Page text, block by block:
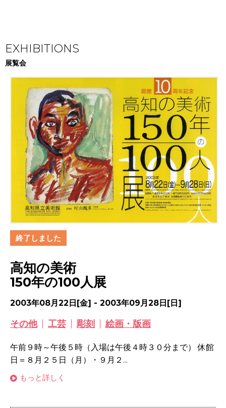
EXHIBITIONS
展覧会
終了しました
高知の美術
150年の100人展
2003年08月22日[金] - 2003年09月28日[日]
その他 工芸 彫刻 絵画・版画
午前９時～午後５時（入場は午後４時３０分まで） 休館
日＝８月２５日（月）・９月２...
もっと詳しく